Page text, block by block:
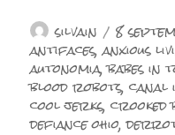
Auteur
silvain Publié
le
8
antifaces,anxious
autonomia,babes in
blood robots,
cool jerks,crooked
defiance ohio,